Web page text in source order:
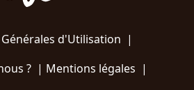
d'Utilisation |
?| Mentions légales |